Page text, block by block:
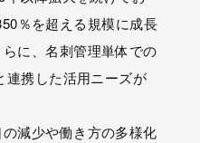
％を超える規模に成長
に、名刺管理単体での
連携した活用ニーズが
減少や働き方の多様化